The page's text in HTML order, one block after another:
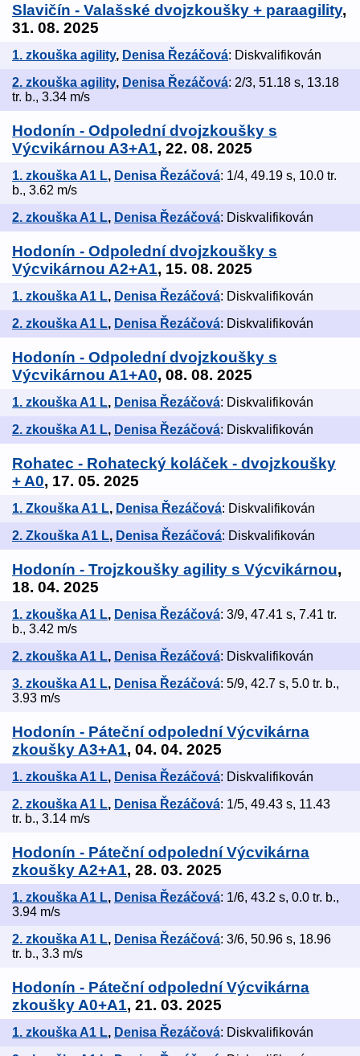
Slavičín - Valašské dvojzkoušky + paraagility,
31. 08. 2025
1. zkouška agility, Denisa Řezáčová: Diskvalifikován
2. zkouška agility, Denisa Řezáčová: 2/3, 51.18 s, 13.18
tr. b., 3.34 m/s
Hodonín - Odpolední dvojzkoušky s
Výcvikárnou A3+A1, 22. 08. 2025
1. zkouška A1 L, Denisa Řezáčová: 1/4, 49.19 s, 10.0 tr.
b., 3.62 m/s
2. zkouška A1 L, Denisa Řezáčová: Diskvalifikován
Hodonín - Odpolední dvojzkoušky s
Výcvikárnou A2+A1, 15. 08. 2025
1. zkouška A1 L, Denisa Řezáčová: Diskvalifikován
2. zkouška A1 L, Denisa Řezáčová: Diskvalifikován
Hodonín - Odpolední dvojzkoušky s
Výcvikárnou A1+A0, 08. 08. 2025
1. zkouška A1 L, Denisa Řezáčová: Diskvalifikován
2. zkouška A1 L, Denisa Řezáčová: Diskvalifikován
Rohatec - Rohatecký koláček - dvojzkoušky
+ A0, 17. 05. 2025
1. Zkouška A1 L, Denisa Řezáčová: Diskvalifikován
2. Zkouška A1 L, Denisa Řezáčová: Diskvalifikován
Hodonín - Trojzkoušky agility s Výcvikárnou,
18. 04. 2025
1. zkouška A1 L, Denisa Řezáčová: 3/9, 47.41 s, 7.41 tr.
b., 3.42 m/s
2. zkouška A1 L, Denisa Řezáčová: Diskvalifikován
3. zkouška A1 L, Denisa Řezáčová: 5/9, 42.7 s, 5.0 tr. b.,
3.93 m/s
Hodonín - Páteční odpolední Výcvikárna
zkoušky A3+A1, 04. 04. 2025
1. zkouška A1 L, Denisa Řezáčová: Diskvalifikován
2. zkouška A1 L, Denisa Řezáčová: 1/5, 49.43 s, 11.43
tr. b., 3.14 m/s
Hodonín - Páteční odpolední Výcvikárna
zkoušky A2+A1, 28. 03. 2025
1. zkouška A1 L, Denisa Řezáčová: 1/6, 43.2 s, 0.0 tr. b.,
3.94 m/s
2. zkouška A1 L, Denisa Řezáčová: 3/6, 50.96 s, 18.96
tr. b., 3.3 m/s
Hodonín - Páteční odpolední Výcvikárna
zkoušky A0+A1, 21. 03. 2025
1. zkouška A1 L, Denisa Řezáčová: Diskvalifikován